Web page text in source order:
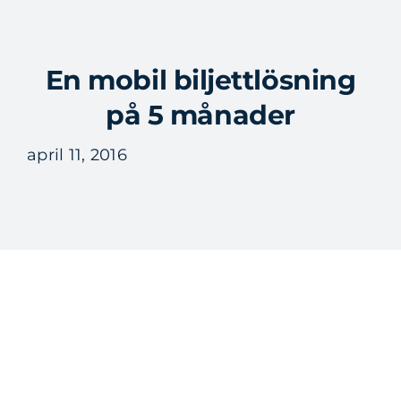
innehålletEn mobil biljettlösning
på 5 månader
april 11, 2016